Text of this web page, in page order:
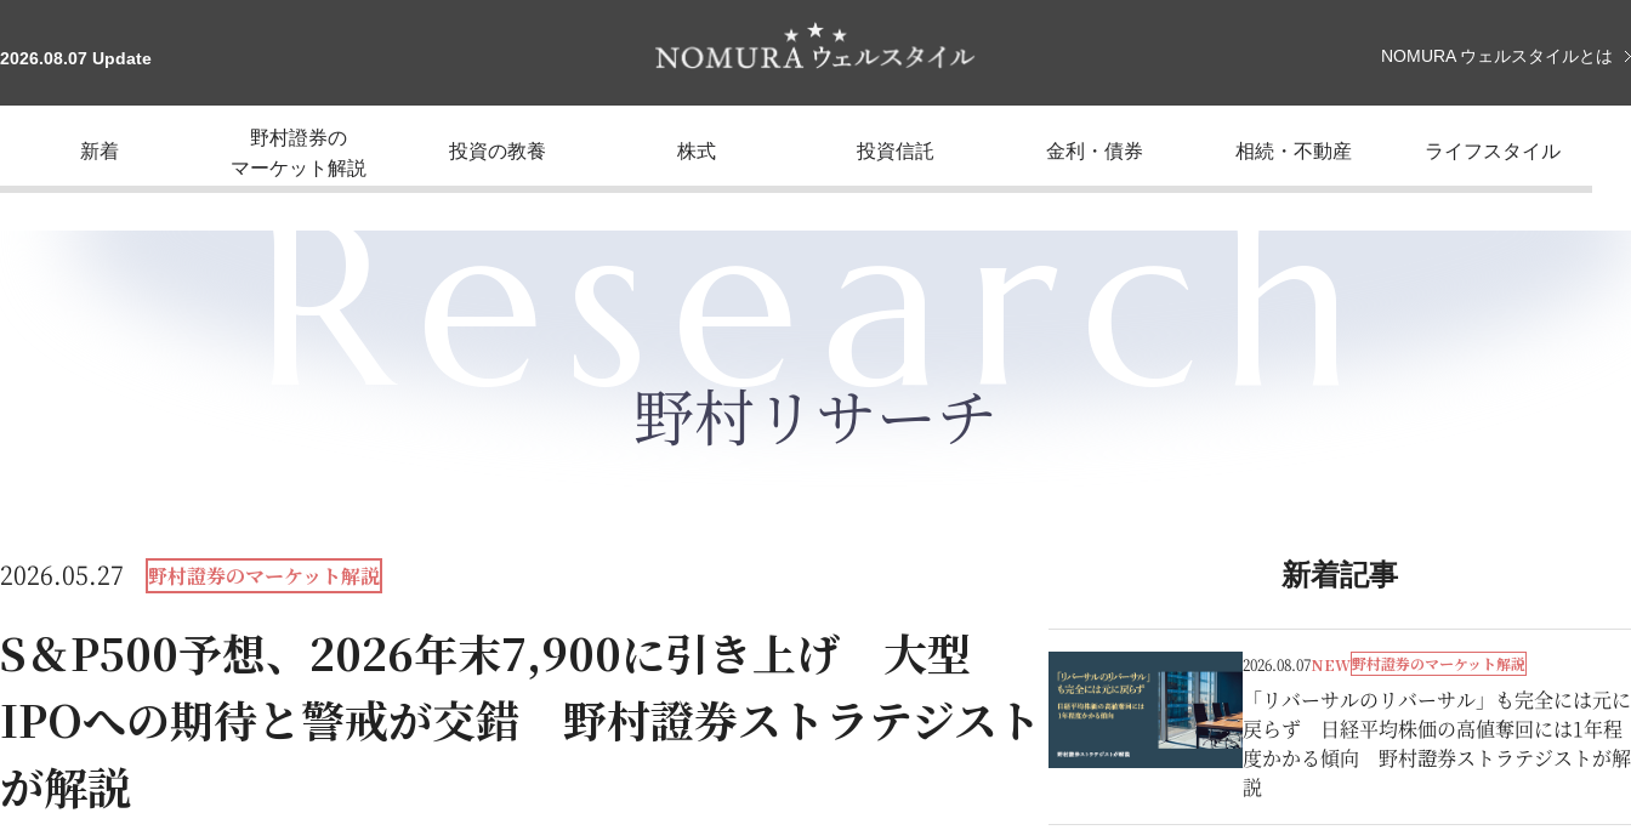
2026.08.07 Update NOMURA ウェルスタイルとは
新着
野村證券の
マーケット解説
投資の教養 株式 投資信託 金利・債券 相続・不動産 ライフスタイル
Research
野村リサーチ
2026.05.27 野村證券のマーケット解説
S＆P500予想、2026年末7,900に引き上げ 大型
IPOへの期待と警戒が交錯 野村證券ストラテジスト
が解説
新着記事
2026.08.07NEW野村證券のマーケット解説
「リバーサルのリバーサル」も完全には元に
戻らず 日経平均株価の高値奪回には1年程
度かかる傾向 野村證券ストラテジストが解
説